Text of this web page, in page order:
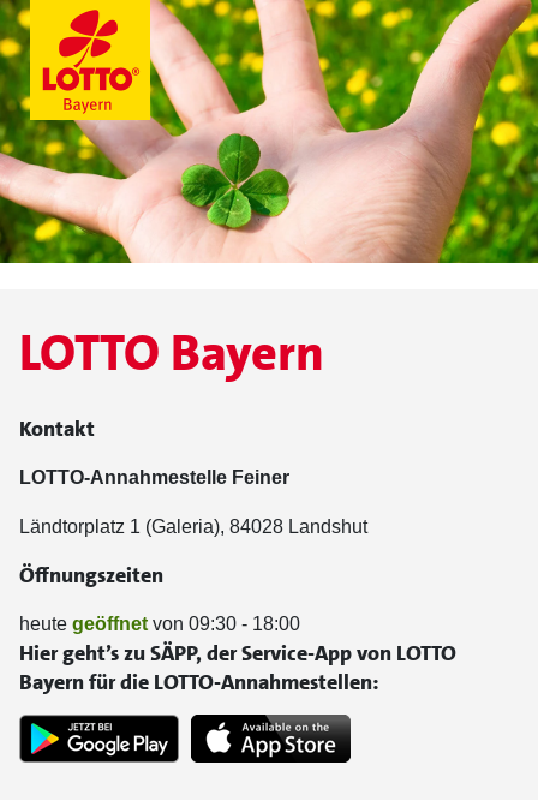
LOTTO Bayern
Kontakt
LOTTO-Annahmestelle Feiner
Ländtorplatz 1 (Galeria), 84028 Landshut
Öffnungszeiten
heute geöffnet von 09:30 - 18:00
Hier geht’s zu SÄPP, der Service-App von LOTTO
Bayern für die LOTTO-Annahmestellen: